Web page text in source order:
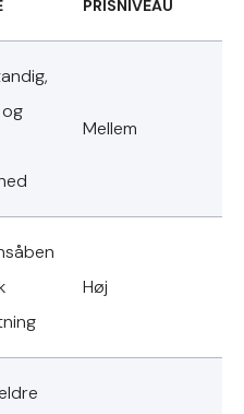
PRISNIVEAU
Mellem
Høj